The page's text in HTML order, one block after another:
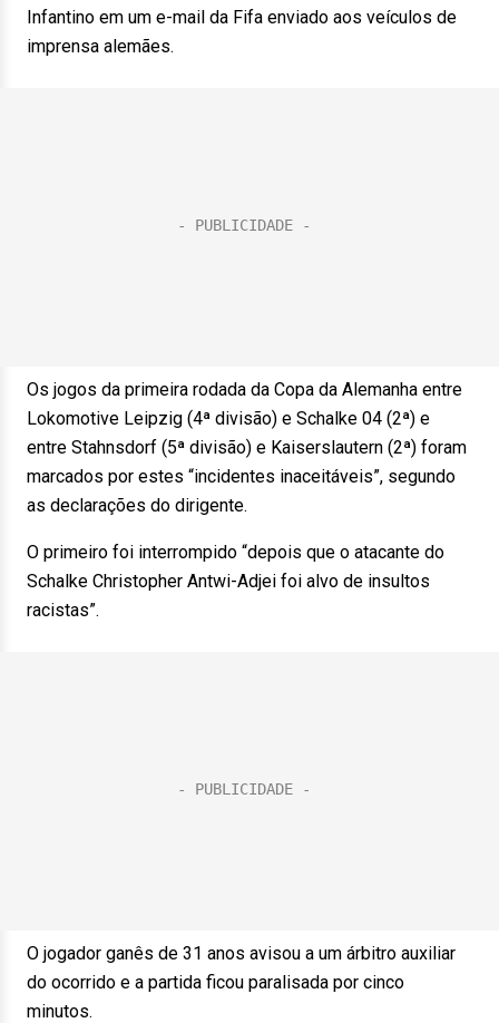
Infantino em um e-mail da Fifa enviado aos veículos de
imprensa alemães.
Os jogos da primeira rodada da Copa da Alemanha entre
Lokomotive Leipzig (4ª divisão) e Schalke 04 (2ª) e
entre Stahnsdorf (5ª divisão) e Kaiserslautern (2ª) foram
marcados por estes “incidentes inaceitáveis”, segundo
as declarações do dirigente.
O primeiro foi interrompido “depois que o atacante do
Schalke Christopher Antwi-Adjei foi alvo de insultos
racistas”.
O jogador ganês de 31 anos avisou a um árbitro auxiliar
do ocorrido e a partida ficou paralisada por cinco
minutos.